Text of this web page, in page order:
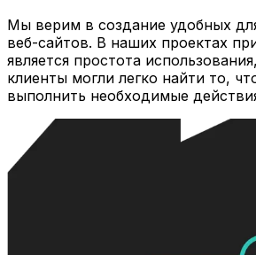
Мы верим в создание удобных
веб-сайтов. В наших проектах
является простота
клиенты могли легко найти то,
выполнить необходимые